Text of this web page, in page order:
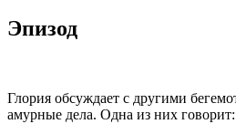
Эпизод
Глория обсуждает с другими
амурные дела. Одна из них говорит: